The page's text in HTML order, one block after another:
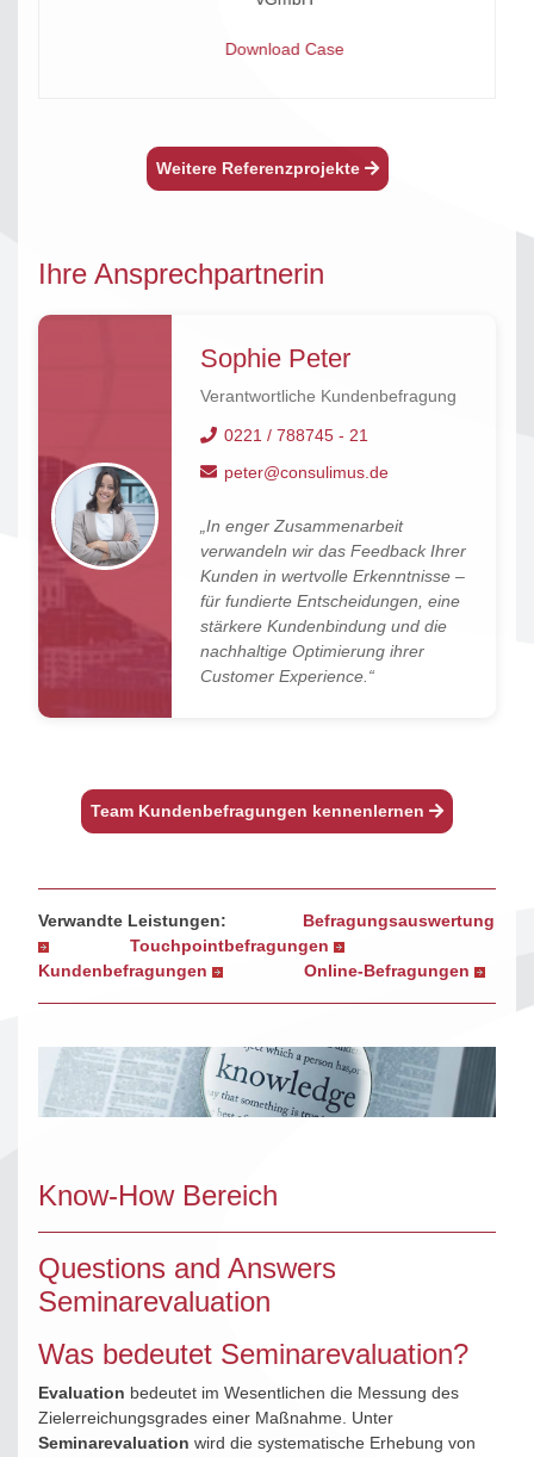
Download Case
Weitere Referenzprojekte
Ihre Ansprechpartnerin
Sophie Peter
Verantwortliche Kundenbefragung
0221 / 788745 - 21
peter@consulimus.de
„In enger Zusammenarbeit
verwandeln wir das Feedback Ihrer
Kunden in wertvolle Erkenntnisse –
für fundierte Entscheidungen, eine
stärkere Kundenbindung und die
nachhaltige Optimierung ihrer
Customer Experience.“
Team Kundenbefragungen kennenlernen
Verwandte Leistungen: Befragungsauswertung
Touchpointbefragungen
Kundenbefragungen
Online-Befragungen
Know-How Bereich
Questions and Answers
Seminarevaluation
Was bedeutet Seminarevaluation?
Evaluation bedeutet im Wesentlichen die Messung des
Zielerreichungsgrades einer Maßnahme. Unter
Seminarevaluation wird die systematische Erhebung von